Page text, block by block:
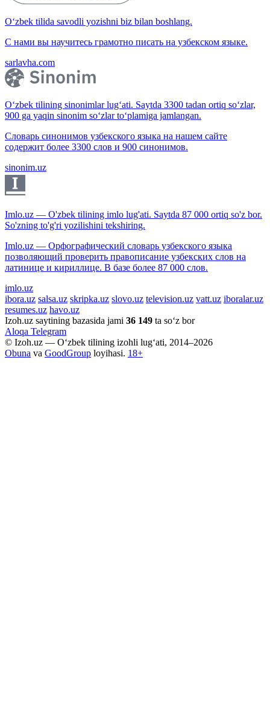
O‘zbek tilida savodli yozishni biz bilan boshlang.
С нами вы научитесь грамотно писать на узбекском языке.
sarlavha.com
O‘zbek tilining sinonimlar lug‘ati. Saytda 3300 tadan ortiq so‘zlar,
900 ga yaqin sinonim so‘zlar to‘plamiga jamlangan.
Словарь синонимов узбекского языка на нашем сайте
содержит более 3300 слов и 900 синонимов.
sinonim.uz
Imlo.uz — O'zbek tilining imlo lug'ati. Saytda 87 000 ortiq so'z bor.
So'zning to'g'ri yozilishini tekshiring.
Imlo.uz — Орфографический словарь узбекского языка
позволяющий проверить правописание узбекских слов на
латинице и кириллице. В базе более 87 000 слов.
imlo.uz
ibora.uz salsa.uz skripka.uz slovo.uz television.uz vatt.uz iboralar.uz
resumes.uz havo.uz
Izoh.uz saytining bazasida jami 36 149 ta so‘z bor
Aloqa Telegram
© Izoh.uz — O‘zbek tilining izohli lug‘ati, 2014–2026
Obuna va GoodGroup loyihasi. 18+